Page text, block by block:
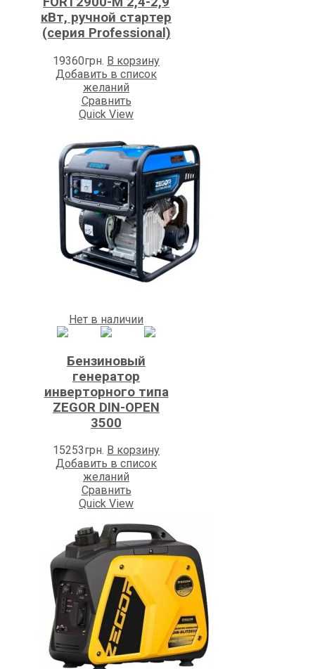
кВт, ручной стартер
(серия Professional)
19360грн. В корзину
Добавить в список
желаний
Сравнить
Quick View
Нет в наличии
Бензиновый
генератор
инверторного типа
ZEGOR DIN-OPEN
3500
15253грн. В корзину
Добавить в список
желаний
Сравнить
Quick View